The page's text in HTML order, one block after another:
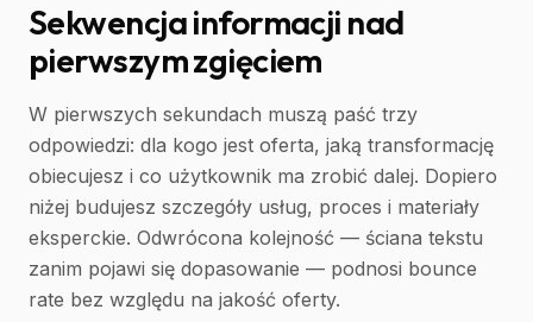
Sekwencja informacji nad
pierwszym zgięciem
W pierwszych sekundach muszą paść trzy
odpowiedzi: dla kogo jest oferta, jaką transformację
obiecujesz i co użytkownik ma zrobić dalej. Dopiero
niżej budujesz szczegóły usług, proces i materiały
eksperckie. Odwrócona kolejność — ściana tekstu
zanim pojawi się dopasowanie — podnosi bounce
rate bez względu na jakość oferty.